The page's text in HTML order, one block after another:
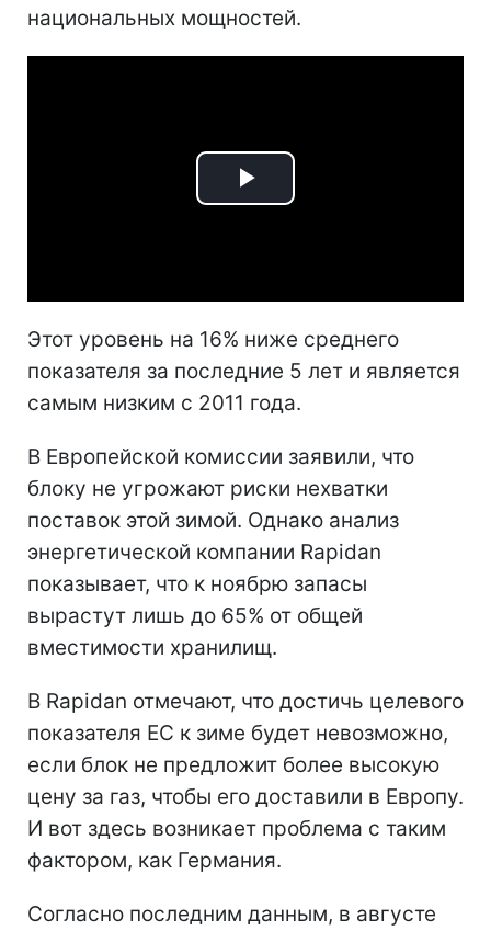
национальных мощностей.
Play
Этот уровень на 16% ниже среднего
показателя за последние 5 лет и является
самым низким с 2011 года.
В Европейской комиссии заявили, что
блоку не угрожают риски нехватки
поставок этой зимой. Однако анализ
энергетической компании Rapidan
показывает, что к ноябрю запасы
вырастут лишь до 65% от общей
вместимости хранилищ.
В Rapidan отмечают, что достичь целевого
показателя ЕС к зиме будет невозможно,
если блок не предложит более высокую
цену за газ, чтобы его доставили в Европу.
И вот здесь возникает проблема с таким
фактором, как Германия.
Согласно последним данным, в августе